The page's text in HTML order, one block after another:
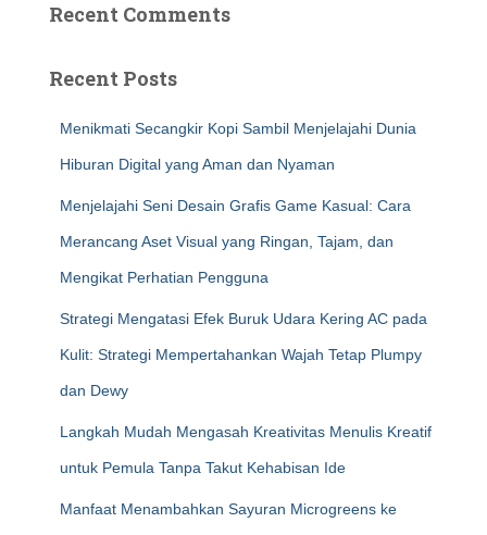
Recent Comments
Recent Posts
Menikmati Secangkir Kopi Sambil Menjelajahi Dunia
Hiburan Digital yang Aman dan Nyaman
Menjelajahi Seni Desain Grafis Game Kasual: Cara
Merancang Aset Visual yang Ringan, Tajam, dan
Mengikat Perhatian Pengguna
Strategi Mengatasi Efek Buruk Udara Kering AC pada
Kulit: Strategi Mempertahankan Wajah Tetap Plumpy
dan Dewy
Langkah Mudah Mengasah Kreativitas Menulis Kreatif
untuk Pemula Tanpa Takut Kehabisan Ide
Manfaat Menambahkan Sayuran Microgreens ke